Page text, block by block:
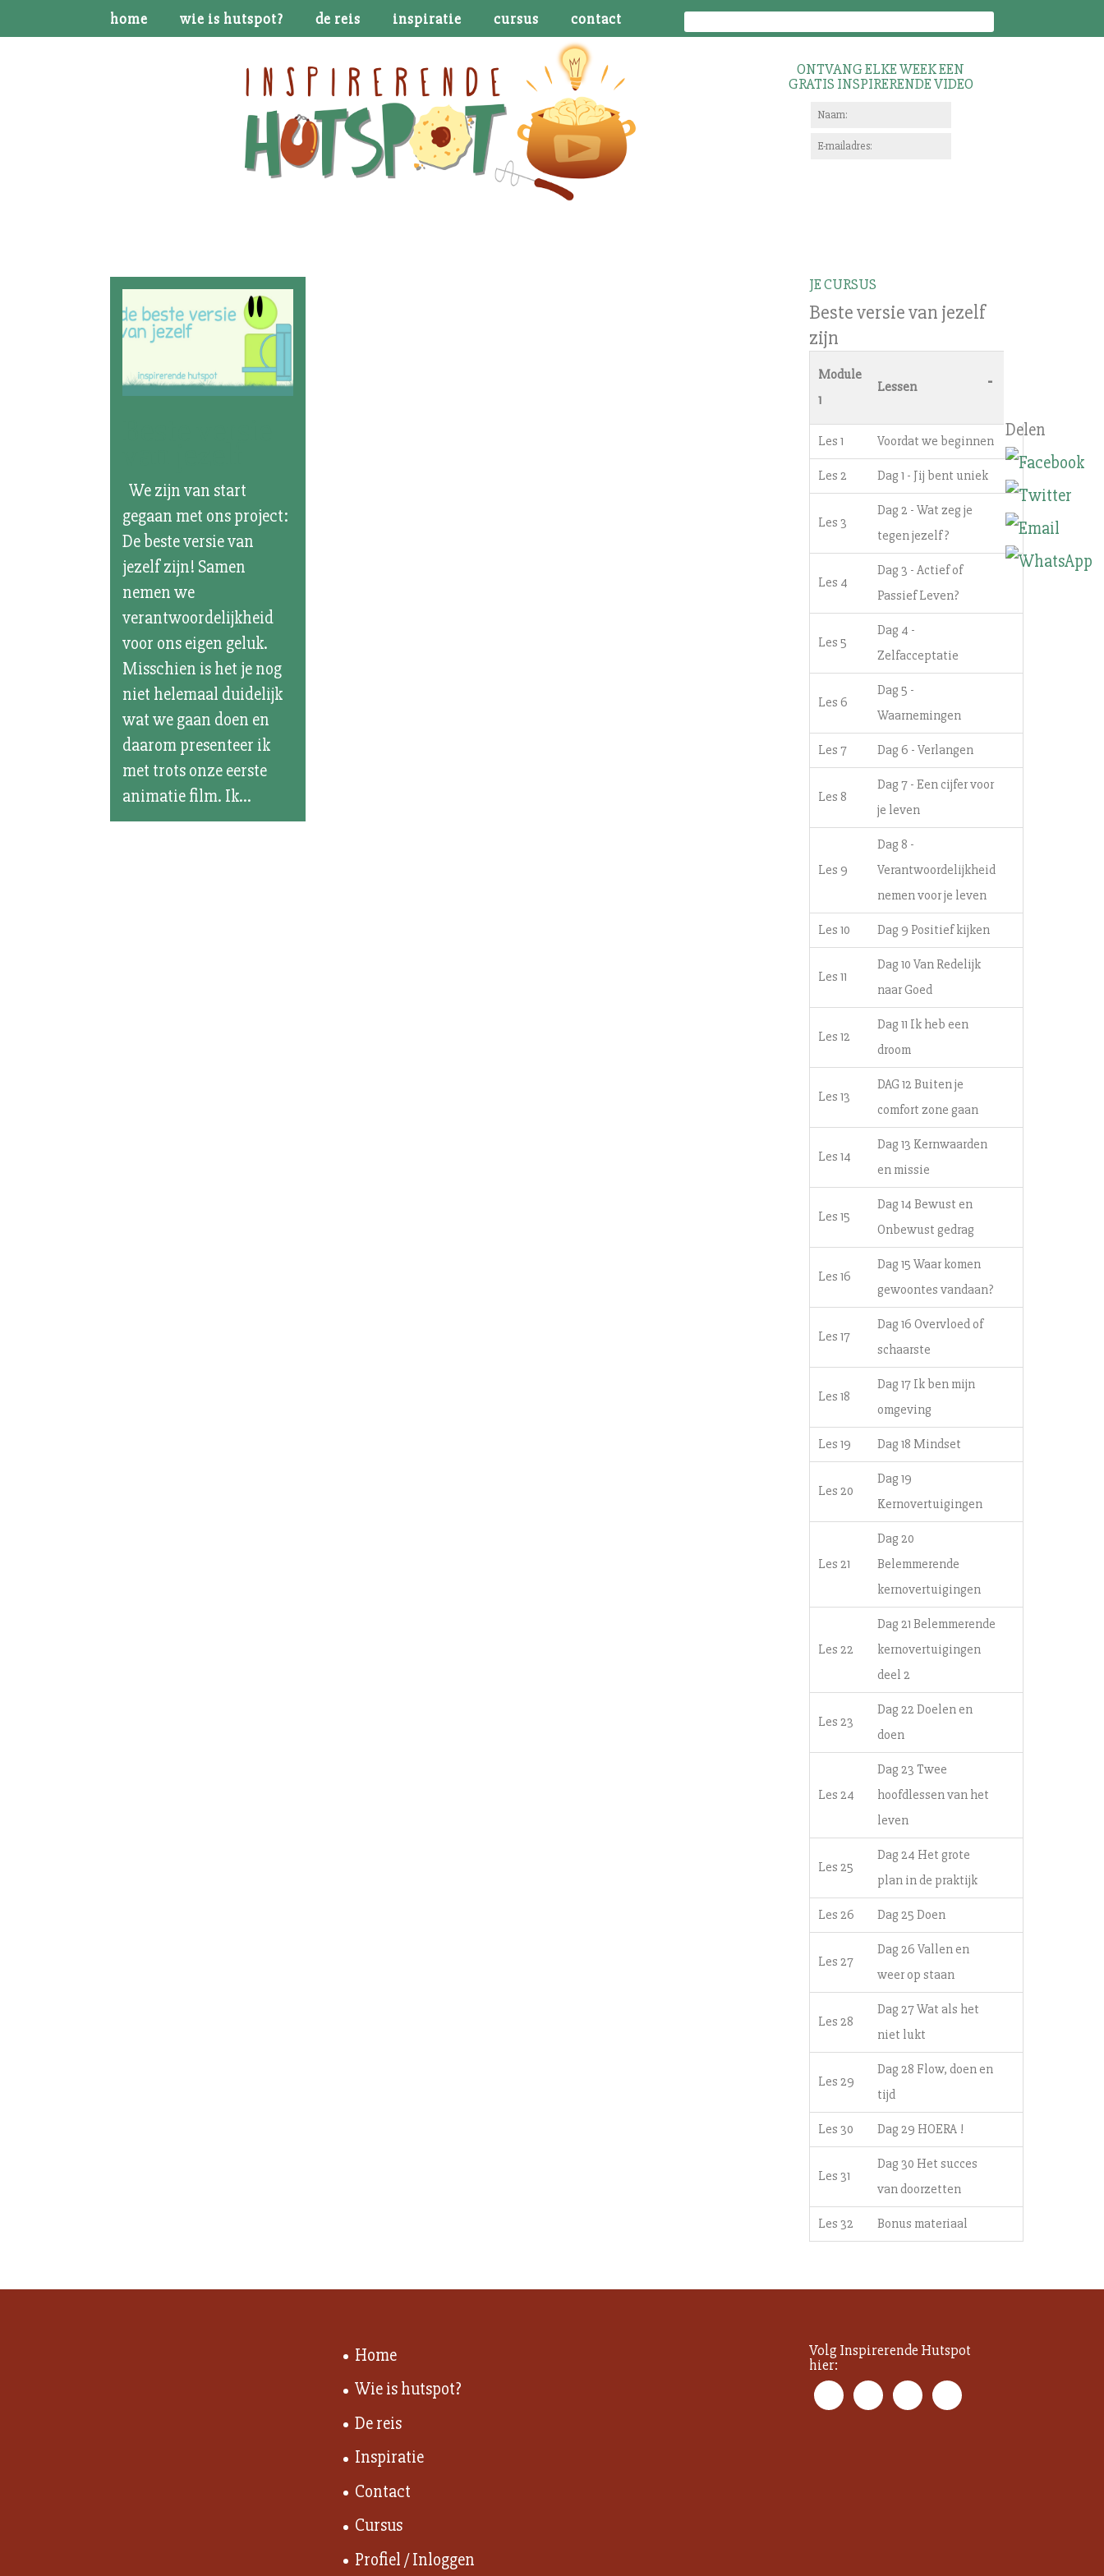
home wie is hutspot? de reis inspiratie cursus contact
ONTVANG ELKE WEEK EEN
GRATIS INSPIRERENDE VIDEO
We zijn van start
gegaan met ons project:
De beste versie van
jezelf zijn! Samen
nemen we
verantwoordelijkheid
voor ons eigen geluk.
Misschien is het je nog
niet helemaal duidelijk
wat we gaan doen en
daarom presenteer ik
met trots onze eerste
animatie film. Ik...
JE CURSUS
Beste versie van jezelf
zijn
Module
1
Lessen -
Les 1 Voordat we beginnen
Les 2 Dag 1 - Jij bent uniek
Les 3
Dag 2 - Wat zeg je
tegen jezelf?
Les 4
Dag 3 - Actief of
Passief Leven?
Les 5
Dag 4 -
Zelfacceptatie
Les 6
Dag 5 -
Waarnemingen
Les 7 Dag 6 - Verlangen
Les 8
Dag 7 - Een cijfer voor
je leven
Les 9
Dag 8 -
Verantwoordelijkheid
nemen voor je leven
Les 10 Dag 9 Positief kijken
Les 11
Dag 10 Van Redelijk
naar Goed
Les 12
Dag 11 Ik heb een
droom
Les 13
DAG 12 Buiten je
comfort zone gaan
Les 14
Dag 13 Kernwaarden
en missie
Les 15
Dag 14 Bewust en
Onbewust gedrag
Les 16
Dag 15 Waar komen
gewoontes vandaan?
Les 17
Dag 16 Overvloed of
schaarste
Les 18
Dag 17 Ik ben mijn
omgeving
Les 19 Dag 18 Mindset
Les 20
Dag 19
Kernovertuigingen
Les 21
Dag 20
Belemmerende
kernovertuigingen
Les 22
Dag 21 Belemmerende
kernovertuigingen
deel 2
Les 23
Dag 22 Doelen en
doen
Les 24
Dag 23 Twee
hoofdlessen van het
leven
Les 25
Dag 24 Het grote
plan in de praktijk
Les 26 Dag 25 Doen
Les 27
Dag 26 Vallen en
weer op staan
Les 28
Dag 27 Wat als het
niet lukt
Les 29
Dag 28 Flow, doen en
tijd
Les 30 Dag 29 HOERA !
Les 31
Dag 30 Het succes
van doorzetten
Les 32 Bonus materiaal
Home
Wie is hutspot?
De reis
Inspiratie
Contact
Cursus
Profiel / Inloggen
Volg Inspirerende Hutspot
hier: